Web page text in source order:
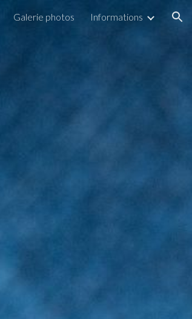
Galerie photos Informations